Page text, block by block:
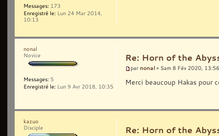
Messages: 173
Enregistré le: Lun 24 Mar 2014,
10:13
Re: Horn of the
par nonal » Sam 8 Fév 2020, 13:56
Merci beaucoup Hakas pour
nonal
Novice
Messages: 5
Enregistré le: Lun 9 Avr 2018, 10:35
Re: Horn of the
kazuo
Disciple